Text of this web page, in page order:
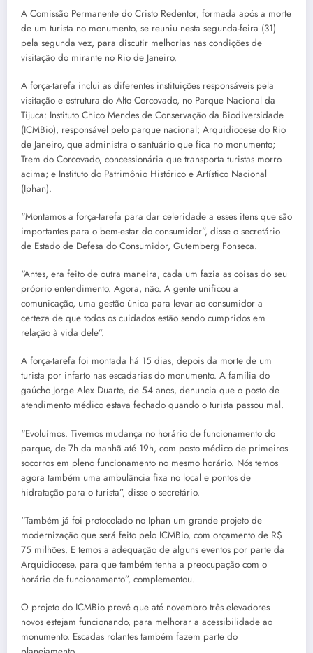
A Comissão Permanente do Cristo Redentor, formada após a morte
de um turista no monumento, se reuniu nesta segunda-feira (31)
pela segunda vez, para discutir melhorias nas condições de
visitação do mirante no Rio de Janeiro.
A força-tarefa inclui as diferentes instituições responsáveis pela
visitação e estrutura do Alto Corcovado, no Parque Nacional da
Tijuca: Instituto Chico Mendes de Conservação da Biodiversidade
(ICMBio), responsável pelo parque nacional; Arquidiocese do Rio
de Janeiro, que administra o santuário que fica no monumento;
Trem do Corcovado, concessionária que transporta turistas morro
acima; e Instituto do Patrimônio Histórico e Artístico Nacional
(Iphan).
“Montamos a força-tarefa para dar celeridade a esses itens que são
importantes para o bem-estar do consumidor”, disse o secretário
de Estado de Defesa do Consumidor, Gutemberg Fonseca.
“Antes, era feito de outra maneira, cada um fazia as coisas do seu
próprio entendimento. Agora, não. A gente unificou a
comunicação, uma gestão única para levar ao consumidor a
certeza de que todos os cuidados estão sendo cumpridos em
relação à vida dele”.
A força-tarefa foi montada há 15 dias, depois da morte de um
turista por infarto nas escadarias do monumento. A família do
gaúcho Jorge Alex Duarte, de 54 anos, denuncia que o posto de
atendimento médico estava fechado quando o turista passou mal.
“Evoluímos. Tivemos mudança no horário de funcionamento do
parque, de 7h da manhã até 19h, com posto médico de primeiros
socorros em pleno funcionamento no mesmo horário. Nós temos
agora também uma ambulância fixa no local e pontos de
hidratação para o turista”, disse o secretário.
“Também já foi protocolado no Iphan um grande projeto de
modernização que será feito pelo ICMBio, com orçamento de R$
75 milhões. E temos a adequação de alguns eventos por parte da
Arquidiocese, para que também tenha a preocupação com o
horário de funcionamento”, complementou.
O projeto do ICMBio prevê que até novembro três elevadores
novos estejam funcionando, para melhorar a acessibilidade ao
monumento. Escadas rolantes também fazem parte do